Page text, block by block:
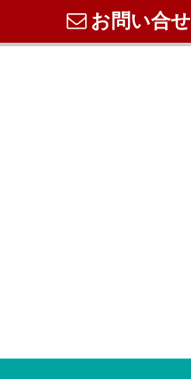
お問い合せ